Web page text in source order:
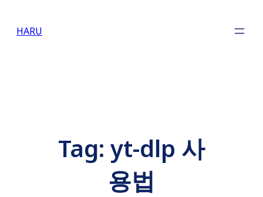
HARU
Tag: yt-dlp 사
용법